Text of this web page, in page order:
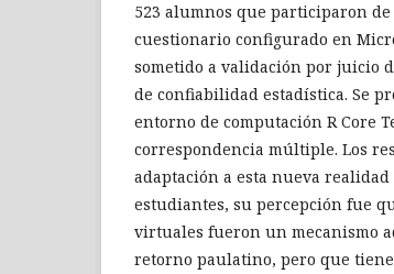
523 alumnos que participaron
cuestionario configurado en
sometido a validación por juicio
de confiabilidad estadística. Se
entorno de computación R Core
correspondencia múltiple. Los
adaptación a esta nueva
estudiantes, su percepción fue
virtuales fueron un mecanismo
retorno paulatino, pero que